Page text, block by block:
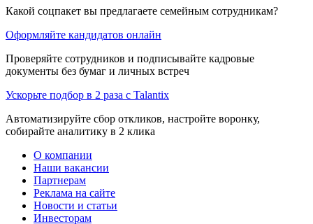
Какой соцпакет вы предлагаете семейным сотрудникам?
Оформляйте кандидатов онлайн
Проверяйте сотрудников и подписывайте кадровые
документы без бумаг и личных встреч
Ускорьте подбор в 2 раза с Talantix
Автоматизируйте сбор откликов, настройте воронку,
собирайте аналитику в 2 клика
О компании
Наши вакансии
Партнерам
Реклама на сайте
Новости и статьи
Инвесторам